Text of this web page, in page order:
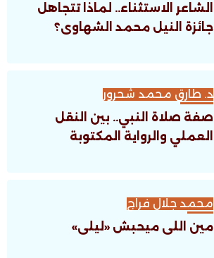
الشاعر الاستثناء.. لماذا تتجاهل
جائزة النيل محمد الشهاوى؟
د. طارق محمد شحرور
صفة صلاة النبي.. بين النقل
العملي والرواية المكتوبة
محمد جلال فراج
مين اللى ميحبش «ليلى»